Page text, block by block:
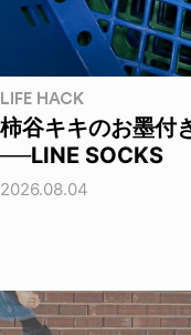
LIFE HACK
柿谷キキのお墨付
──LINE SOCKS
2026.08.04